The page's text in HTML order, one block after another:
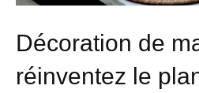
Décoration de
réinventez le